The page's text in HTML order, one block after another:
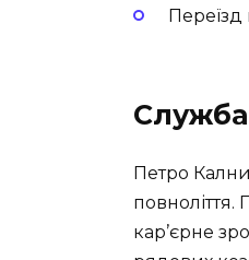
Служба
Петро
кар’єрне